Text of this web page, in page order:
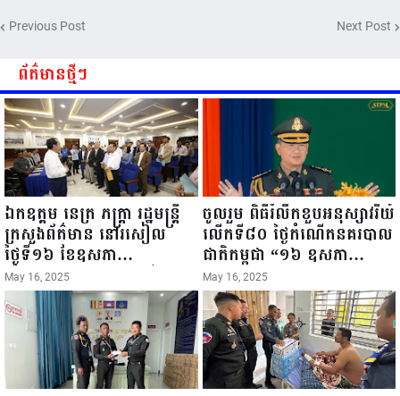
អង្គុយនៅលើម៉ូតូស្លាប់ នៅនិងកន្លែង...
Previous Post Next Post
ព័ត៌មានថ្មីៗ
ឯកឧត្តម នេត្រ ភក្ត្រា រដ្ឋមន្ត្រី
ក្រសួងព័ត៌មាន នៅរសៀល
ថ្ងៃទី១៦ ខែឧសភា
ឆ្នាំ២០២៥នេះ បានអញ្ជើញចុះ
ធ្វើជំរឿនថ្នាក់ដឹកនាំមន្ត្រីរាជ
ការស៉ីវិល នៃក្រសួងព័ត៌មាន...
May 16, 2025
ចូលរួម ពិធីរំលឹកខួបអនុស្សាវរីយ៍
លើកទី៨០ ថ្ងៃកំណើតនគរបាល
ជាតិកម្ពុជា “១៦ ឧសភា
១៩៤៥ ~ ១៦ ឧសភា
២០២៥”...
May 16, 2025